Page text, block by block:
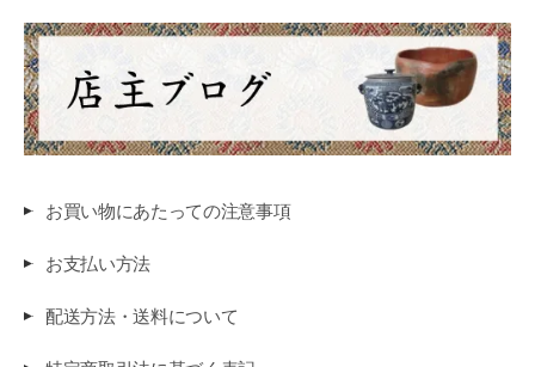
お買い物にあたっての注意事項
お支払い方法
配送方法・送料について